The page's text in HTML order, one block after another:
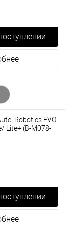
Robotics EVO
Lite+ (B-M078-